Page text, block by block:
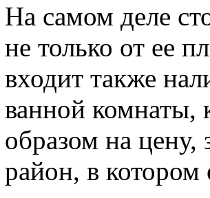
На самом деле
не только от ее
входит также
ванной комнаты,
образом на цену,
район, в котором